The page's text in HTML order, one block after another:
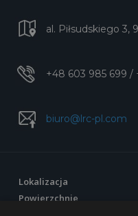
al. Piłsudskiego 3,
+48 603 985 699 /
biuro@lrc-pl.com
Lokalizacja
Powierzchnie